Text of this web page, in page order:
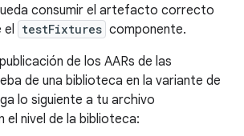
consumir el artefacto correcto
el testFixtures componente.
de los AARs de las
de una biblioteca en la variante de
lo siguiente a tu archivo
el nivel de la biblioteca: